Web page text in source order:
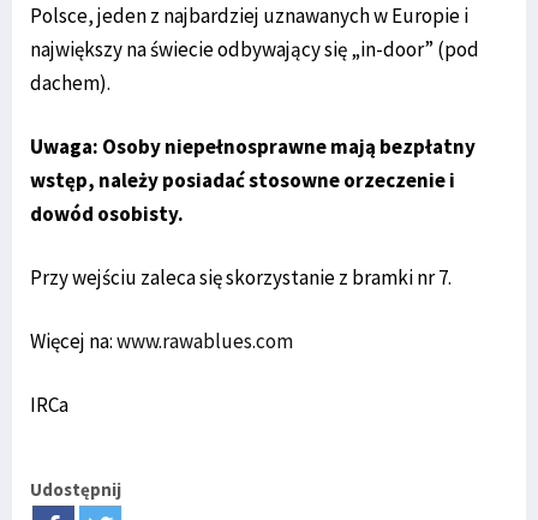
Polsce, jeden z najbardziej uznawanych w Europie i
największy na świecie odbywający się „in-door” (pod
dachem).
Uwaga: Osoby niepełnosprawne mają bezpłatny
wstęp, należy posiadać stosowne orzeczenie i
dowód osobisty.
Przy wejściu zaleca się skorzystanie z bramki nr 7.
Więcej na:www.rawablues.com
IRCa
Udostępnij